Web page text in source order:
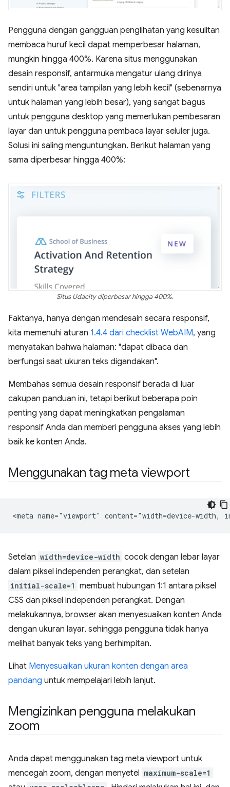
Pengguna dengan gangguan penglihatan yang kesulitan
membaca huruf kecil dapat memperbesar halaman,
mungkin hingga 400%. Karena situs menggunakan
desain responsif, antarmuka mengatur ulang dirinya
sendiri untuk "area tampilan yang lebih kecil" (sebenarnya
untuk halaman yang lebih besar), yang sangat bagus
untuk pengguna desktop yang memerlukan pembesaran
layar dan untuk pengguna pembaca layar seluler juga.
Solusi ini saling menguntungkan. Berikut halaman yang
sama diperbesar hingga 400%:
Situs Udacity diperbesar hingga 400%.
Faktanya, hanya dengan mendesain secara responsif,
kita memenuhi aturan 1.4.4 dari checklist WebAIM, yang
menyatakan bahwa halaman: "dapat dibaca dan
berfungsi saat ukuran teks digandakan".
Membahas semua desain responsif berada di luar
cakupan panduan ini, tetapi berikut beberapa poin
penting yang dapat meningkatkan pengalaman
responsif Anda dan memberi pengguna akses yang lebih
baik ke konten Anda.
Menggunakan tag meta viewport
Setelan width=device-width cocok dengan lebar layar
dalam piksel independen perangkat, dan setelan
initial-scale=1 membuat hubungan 1:1 antara piksel
CSS dan piksel independen perangkat. Dengan
melakukannya, browser akan menyesuaikan konten Anda
dengan ukuran layar, sehingga pengguna tidak hanya
melihat banyak teks yang berhimpitan.
Lihat Menyesuaikan ukuran konten dengan area
pandang untuk mempelajari lebih lanjut.
Mengizinkan pengguna melakukan
zoom
Anda dapat menggunakan tag meta viewport untuk
mencegah zoom, dengan menyetel maximum-scale=1